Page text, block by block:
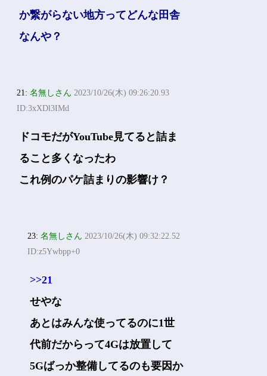
か繋がらない地方ってどんな田舎
なんや？
21:名無しさん 2023/10/26(木) 09:26:20.93
ID:3xXDl3IMd
ドコモだがYouTube見てると詰ま
ること多くなったわ
これ例のパケ詰まりの影響け？
23:名無しさん 2023/10/26(木) 09:32:22.52
ID:z5Ywbpp+0
>>21
せやな
あとはみんな使ってるのに1世
代前だからって4Gは放置して
5Gばっか整備してるのも要因か